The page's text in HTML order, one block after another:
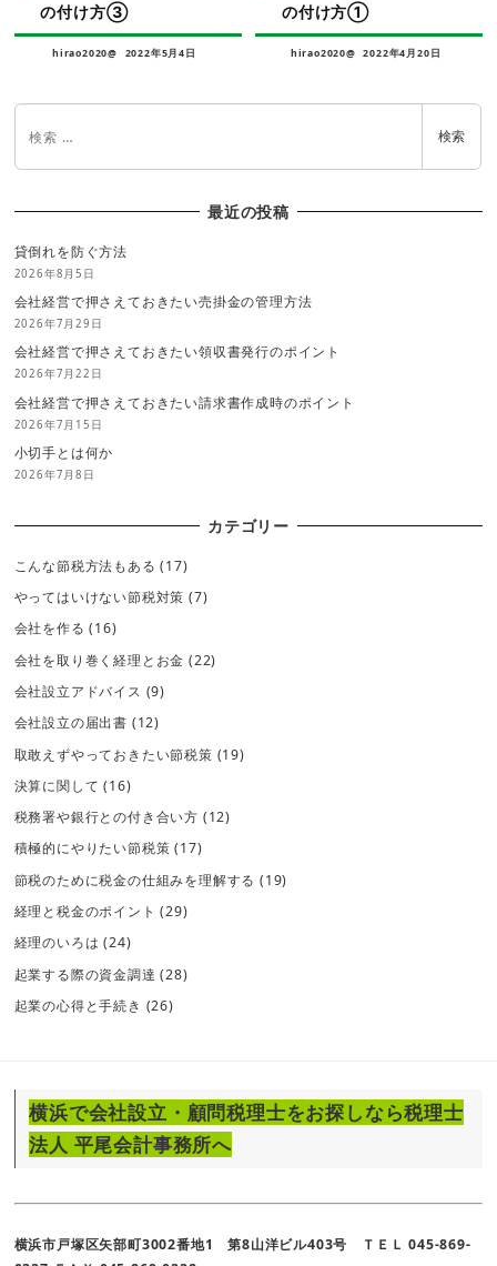
の付け方③
hirao2020@ 2022年5月4日
の付け方①
hirao2020@ 2022年4月20日
検索
最近の投稿
貸倒れを防ぐ方法
2026年8月5日
会社経営で押さえておきたい売掛金の管理方法
2026年7月29日
会社経営で押さえておきたい領収書発行のポイント
2026年7月22日
会社経営で押さえておきたい請求書作成時のポイント
2026年7月15日
小切手とは何か
2026年7月8日
カテゴリー
こんな節税方法もある (17)
やってはいけない節税対策 (7)
会社を作る (16)
会社を取り巻く経理とお金 (22)
会社設立アドバイス (9)
会社設立の届出書 (12)
取敢えずやっておきたい節税策 (19)
決算に関して (16)
税務署や銀行との付き合い方 (12)
積極的にやりたい節税策 (17)
節税のために税金の仕組みを理解する (19)
経理と税金のポイント (29)
経理のいろは (24)
起業する際の資金調達 (28)
起業の心得と手続き (26)
横浜で会社設立・顧問税理士をお探しなら税理士
法人 平尾会計事務所へ
横浜市戸塚区矢部町3002番地1 第8山洋ビル403号 ＴＥＬ 045-869-